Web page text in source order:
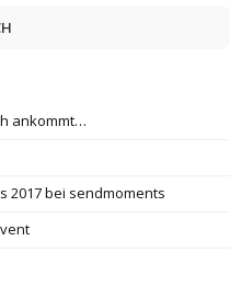
ankommt…
2017 bei sendmoments